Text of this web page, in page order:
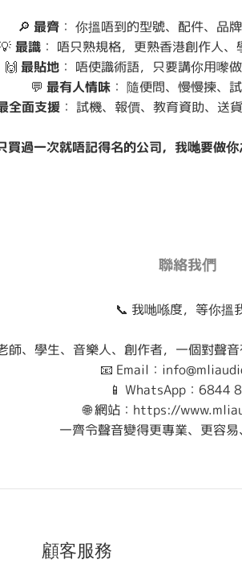
🔎 最齊 ： 你搵唔到的型號、配件、品
最識： 唔只熟規格，更熟香港創作人
🙌 最貼地 ： 唔使識術語，只要講你用嚟
💬 最有人情味 ： 隨便問、慢慢揀、
全面支援： 試機、報價、教育資助、送
買過一次就唔記得名的公司，我哋要做
聯絡我們
📞 我哋喺度，等你搵
師、學生、音樂人、創作者，一個對聲
📧 Email：
📱 WhatsApp：6844
🌐 網站：https://
一齊令聲音變得更專業、更容易
顧客服務